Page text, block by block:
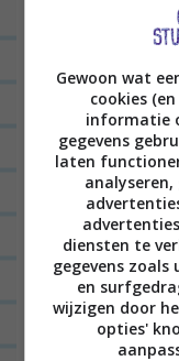
Laat een
Het e-
velden zijn
Gewoon wat
cookies
informatie
gegevens
laten
diensten te
gegevens zoals
en
wijzigen door
opties'